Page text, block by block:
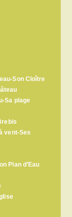
Son Cloître
Sa plage
vent-Ses
Plan d’Eau